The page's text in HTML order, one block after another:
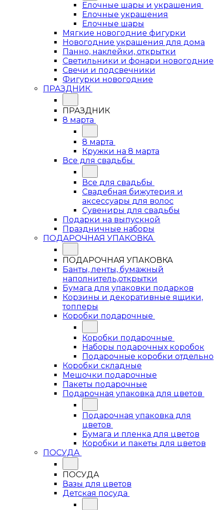
Елочные шары и украшения
Елочные украшения
Елочные шары
Мягкие новогодние фигурки
Новогодние украшения для дома
Панно, наклейки, открытки
Светильники и фонари новогодние
Свечи и подсвечники
Фигурки новогодние
ПРАЗДНИК
ПРАЗДНИК
8 марта
8 марта
Кружки на 8 марта
Все для свадьбы
Все для свадьбы
Свадебная бижутерия и
аксессуары для волос
Сувениры для свадьбы
Подарки на выпускной
Праздничные наборы
ПОДАРОЧНАЯ УПАКОВКА
ПОДАРОЧНАЯ УПАКОВКА
Банты, ленты, бумажный
наполнитель,открытки
Бумага для упаковки подарков
Корзины и декоративные ящики,
топперы
Коробки подарочные
Коробки подарочные
Наборы подарочных коробок
Подарочные коробки отдельно
Коробки складные
Мешочки подарочные
Пакеты подарочные
Подарочная упаковка для цветов
Подарочная упаковка для
цветов
Бумага и пленка для цветов
Коробки и пакеты для цветов
ПОСУДА
ПОСУДА
Вазы для цветов
Детская посуда